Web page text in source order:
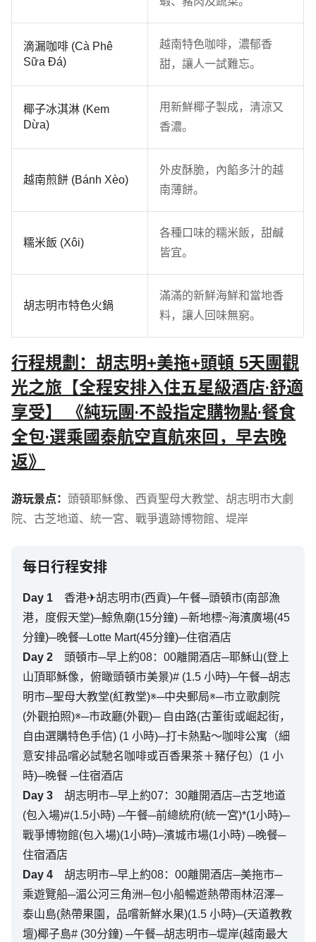
滴漏咖啡 (Cà Phê
Sữa Đá)
越南特色咖啡，濃郁香
甜，讓人一試難忘。
椰子冰淇淋 (Kem
Dừa)
用新鮮椰子製成，清涼又
香濃。
越南煎餅 (Bánh Xèo)
外皮酥脆，內餡多汁的越
南薄餅。
糯米飯 (Xôi)
各種口味的糯米飯，甜鹹
皆宜。
胡志明市特色火鍋
滿滿的新鮮海鮮和當地香
料，讓人回味無窮。
行程規劃：胡志明+美拖+頭頓 5天團觀
光之旅【全程安排入住五星級酒店‧舒適
享受】 《純玩團‧不設指定購物點‧餐食
全包‧選乘國泰航空直航來回，早去晚
返》
游玩景点： 頭頓耶穌像、 西貢聖母大教堂、 胡志明市大劇
院、 古芝地道、 統一宮、 戰爭遺跡博物館、 堤岸
每日行程安排
Day 1
香港✈胡志明市(西貢)─午餐─頭頓市(南部漁
港，度假天堂)─鯨魚廟(15分鐘) ─新地標~海濱廣場(45
分鐘)─晚餐─Lotte Mart(45分鐘)─住宿酒店
Day 2
頭頓市─早上約08：00離開酒店─耶穌山(登上
山頂耶穌像，俯瞰頭頓市美景)# (1.5 小時)─午餐─胡志
明市─聖母大教堂(紅教堂)※─中央郵局※─市立歌劇院
(外觀拍照)※─市政廳(外觀)─ 自由路(古董街或崛起街，
自由選購特色手信) (1 小時)─打卡熱點～咖啡公寓（細
意安排品嚐必試馳名咖啡或百香果茶＋豬仔包）(1 小
時)─晚餐 ─住宿酒店
Day 3
胡志明市─早上約07：30離開酒店─古芝地道
(包入場)#(1.5小時) ─午餐─前總統府(統一宮)*(1小時)─
戰爭博物館(包入場)(1小時)─濱城市場(1小時) ─晚餐─
住宿酒店
Day 4
胡志明市─早上約08：00離開酒店─美拖市─
乘遊覽船─湄公河三角洲─包小船暢遊熱帶雨林沼澤─
泰山島(熱帶果園，品嚐新鮮水果)(1.5 小時)─(天道教教
壇)椰子島# (30分鐘) ─午餐─胡志明市─堤岸(越南最大